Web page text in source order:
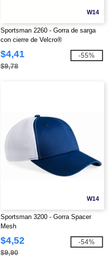
W14
Sportsman 2260 - Gorra de sarga
con cierre de Velcro®
$4,41
$9,78
-55%
W14
Sportsman 3200 - Gorra Spacer
Mesh
$4,52
$9,90
-54%